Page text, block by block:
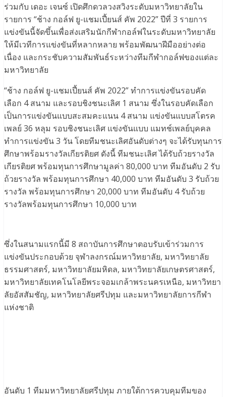
ร่วมกับ เดอะ เจนซ์ เปิดศึกดวลวงสวิงระดับมหาวิทยาลัยใน
รายการ “ช้าง กอล์ฟ ยู-แชมเปี้ยนส์ คัพ 2022” ปีที่ 3 รายการ
แข่งขันนี้จัดขึ้นเพื่อส่งเสริมนักกีฬากอล์ฟในระดับมหาวิทยาลัย
ให้มีเวทีการแข่งขันที่หลากหลาย พร้อมพัฒนาฝีมืออย่างต่อ
เนื่อง และกระชับความสัมพันธ์ระหว่างทีมกีฬากอล์ฟของแต่ละ
มหาวิทยาลัย
“ช้าง กอล์ฟ ยู-แชมเปี้ยนส์ คัพ 2022” ทำการแข่งขันรอบคัด
เลือก 4 สนาม และรอบชิงชนะเลิศ 1 สนาม ซึ่งในรอบคัดเลือก
เป็นการแข่งขันแบบสะสมคะแนน 4 สนาม แข่งขันแบบสโตรค
เพลย์ 36 หลุม รอบชิงชนะเลิศ แข่งขันแบบ แมทช์เพลย์บุคคล
ทำการแข่งขัน 3 วัน โดยทีมชนะเลิศอันดับต่างๆ จะได้รับทุนการ
ศึกษาพร้อมรางวัลเกียรติยศ ดังนี้ ทีมชนะเลิศ ได้รับถ้วยรางวัล
เกียรติยศ พร้อมทุนการศึกษามูลค่า 80,000 บาท ทีมอันดับ 2 รับ
ถ้วยรางวัล พร้อมทุนการศึกษา 40,000 บาท ทีมอันดับ 3 รับถ้วย
รางวัล พร้อมทุนการศึกษา 20,000 บาท ทีมอันดับ 4 รับถ้วย
รางวัลพร้อมทุนการศึกษา 10,000 บาท
ซึ่งในสนามแรกนี้มี 8 สถาบันการศึกษาตอบรับเข้าร่วมการ
แข่งขันประกอบด้วย จุฬาลงกรณ์มหาวิทยาลัย, มหาวิทยาลัย
ธรรมศาสตร์, มหาวิทยาลัยมหิดล, มหาวิทยาลัยเกษตรศาสตร์,
มหาวิทยาลัยเทคโนโลยีพระจอมเกล้าพระนครเหนือ, มหาวิทยา
ลัยอัสสัมชัญ, มหาวิทยาลัยศรีปทุม และมหาวิทยาลัยการกีฬา
แห่งชาติ
อันดับ 1 ทีมมหาวิทยาลัยศรีปทุม ภายใต้การควบคุมทีมของ